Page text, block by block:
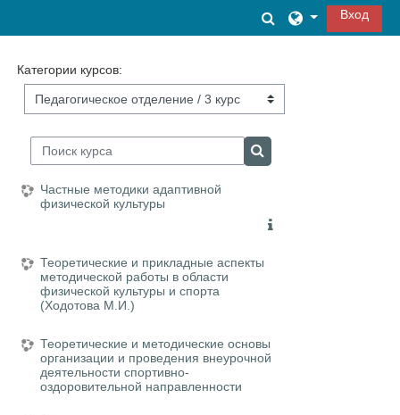
ИзменитьВход
Категории курсов:
Поиск курса
Поиск курса
Частные методики адаптивной
физической культуры
Теоретические и прикладные аспекты
методической работы в области
физической культуры и спорта
(Ходотова М.И.)
Теоретические и методические основы
организации и проведения внеурочной
деятельности спортивно-
оздоровительной направленности